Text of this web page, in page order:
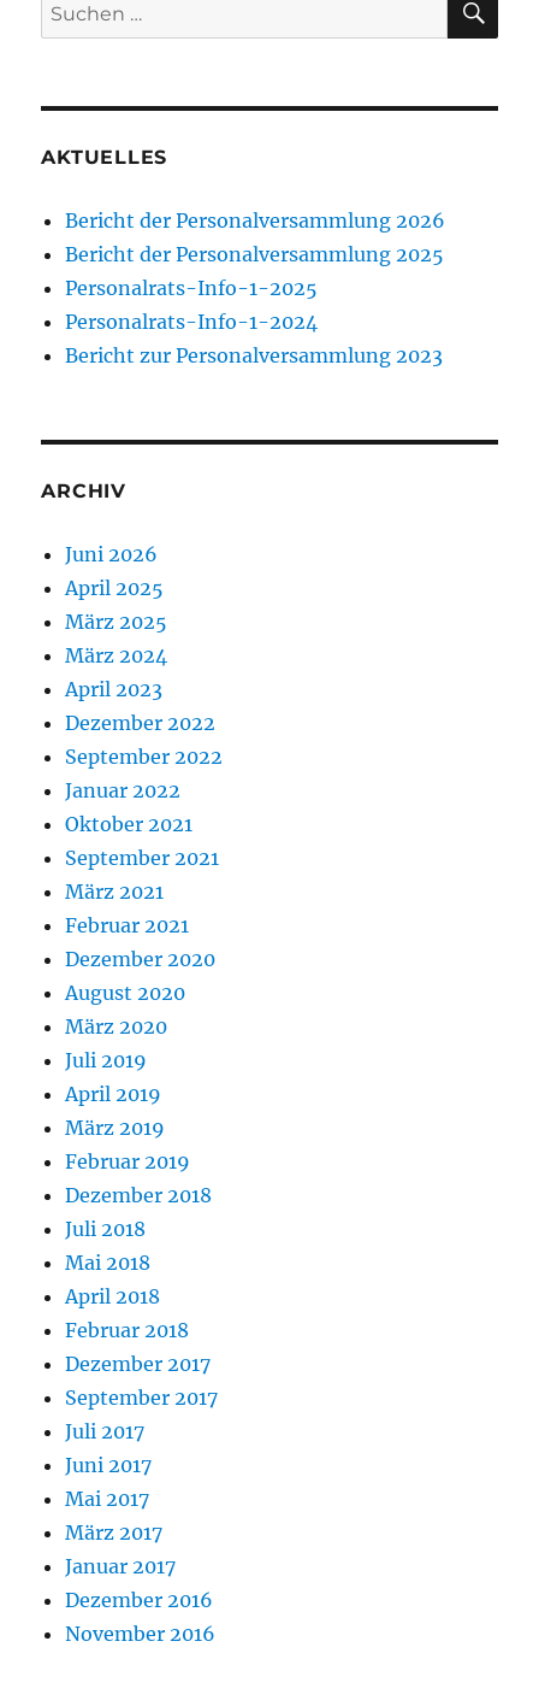
nach:
AKTUELLES
Bericht der Personalversammlung 2026
Bericht der Personalversammlung 2025
Personalrats-Info-1-2025
Personalrats-Info-1-2024
Bericht zur Personalversammlung 2023
ARCHIV
Juni 2026
April 2025
März 2025
März 2024
April 2023
Dezember 2022
September 2022
Januar 2022
Oktober 2021
September 2021
März 2021
Februar 2021
Dezember 2020
August 2020
März 2020
Juli 2019
April 2019
März 2019
Februar 2019
Dezember 2018
Juli 2018
Mai 2018
April 2018
Februar 2018
Dezember 2017
September 2017
Juli 2017
Juni 2017
Mai 2017
März 2017
Januar 2017
Dezember 2016
November 2016